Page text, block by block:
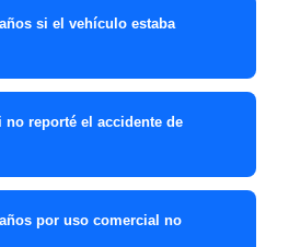
si el vehículo estaba
reporté el accidente de
por uso comercial no